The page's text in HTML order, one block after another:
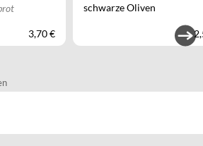
3,70 €
schwarze Oliven